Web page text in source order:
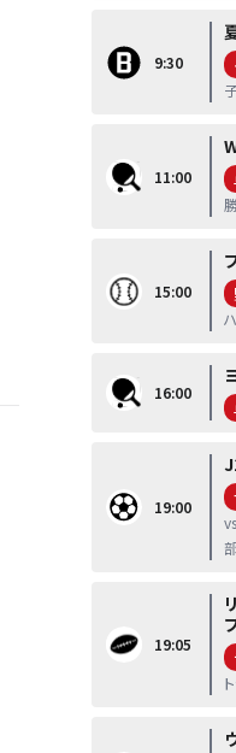
9:30
11:00
15:00
16:00
19:00
19:05